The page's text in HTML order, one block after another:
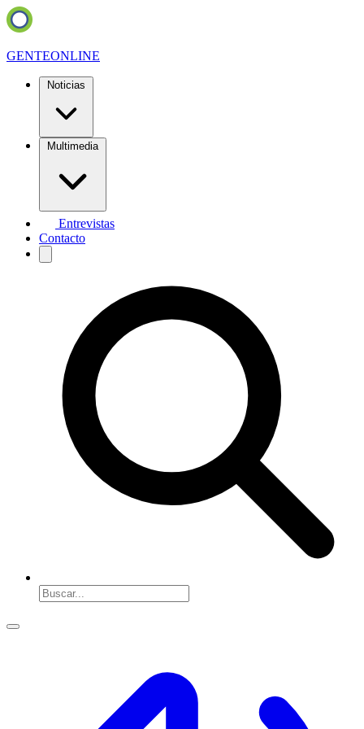
GENTEONLINE
Noticias
Multimedia
Entrevistas
Contacto